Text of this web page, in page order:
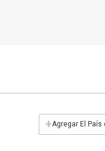
+Agregar El País